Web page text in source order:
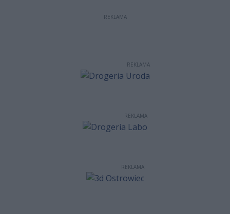
REKLAMA
REKLAMA
REKLAMA
REKLAMA